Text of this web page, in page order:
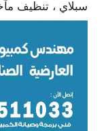
سبلاي ، تنظيف